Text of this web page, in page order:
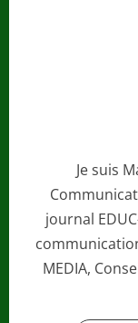
Je suis
journal
MEDIA,